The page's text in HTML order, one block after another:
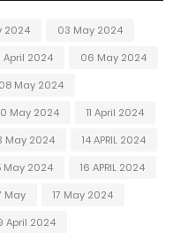
2024
03 May 2024
April 2024
06 May 2024
08 May 2024
May 2024
11 April 2024
May 2024
14 APRIL 2024
May 2024
16 APRIL 2024
May
17 May 2024
April 2024